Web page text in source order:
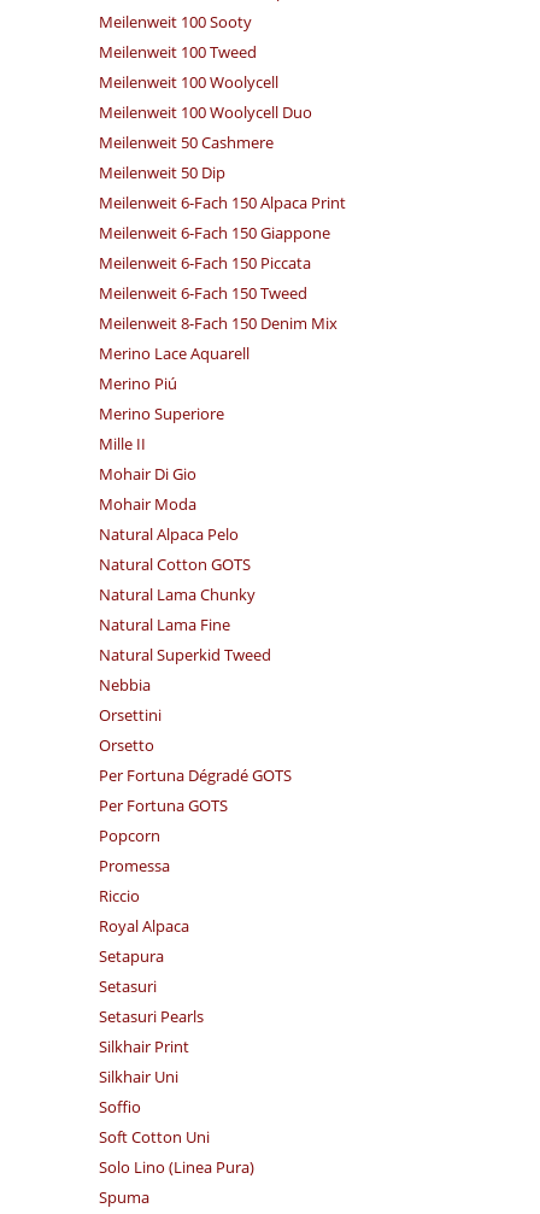
Meilenweit 100 Sooty
Meilenweit 100 Tweed
Meilenweit 100 Woolycell
Meilenweit 100 Woolycell Duo
Meilenweit 50 Cashmere
Meilenweit 50 Dip
Meilenweit 6-Fach 150 Alpaca Print
Meilenweit 6-Fach 150 Giappone
Meilenweit 6-Fach 150 Piccata
Meilenweit 6-Fach 150 Tweed
Meilenweit 8-Fach 150 Denim Mix
Merino Lace Aquarell
Merino Piú
Merino Superiore
Mille II
Mohair Di Gio
Mohair Moda
Natural Alpaca Pelo
Natural Cotton GOTS
Natural Lama Chunky
Natural Lama Fine
Natural Superkid Tweed
Nebbia
Orsettini
Orsetto
Per Fortuna Dégradé GOTS
Per Fortuna GOTS
Popcorn
Promessa
Riccio
Royal Alpaca
Setapura
Setasuri
Setasuri Pearls
Silkhair Print
Silkhair Uni
Soffio
Soft Cotton Uni
Solo Lino (Linea Pura)
Spuma